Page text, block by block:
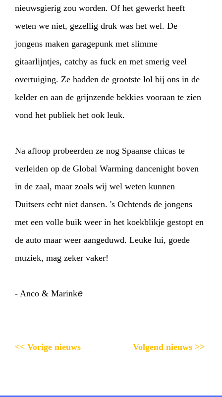
nieuwsgierig zou worden. Of het gewerkt heeft
weten we niet, gezellig druk was het wel. De
jongens maken garagepunk met slimme
gitaarlijntjes, catchy as fuck en met smerig veel
overtuiging. Ze hadden de grootste lol bij ons in de
kelder en aan de grijnzende bekkies vooraan te zien
vond het publiek het ook leuk.
Na afloop probeerden ze nog Spaanse chicas te
verleiden op de Global Warming dancenight boven
in de zaal, maar zoals wij wel weten kunnen
Duitsers echt niet dansen. 's Ochtends de jongens
met een volle buik weer in het koekblikje gestopt en
de auto maar weer aangeduwd. Leuke lui, goede
muziek, mag zeker vaker!
- Anco & Marinke
<< Vorige nieuws Volgend nieuws >>